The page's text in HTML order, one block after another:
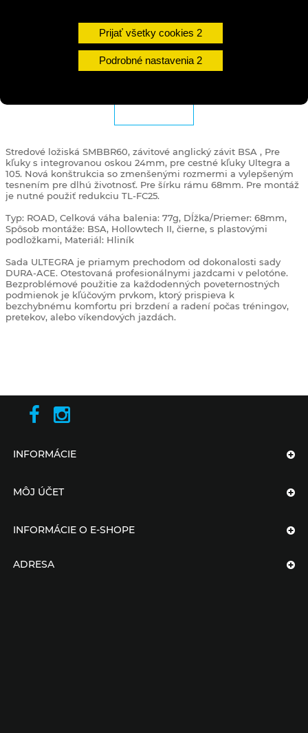
Prijať všetky cookies
Podrobné nastavenia
DO KOŠÍKA
Stredové ložiská SMBBR60, závitové anglický závit BSA , Pre
kľuky s integrovanou oskou 24mm, pre cestné kľuky Ultegra a
105. Nová konštrukcia so zmenšenými rozmermi a vylepšeným
tesnením pre dlhú životnosť. Pre šírku rámu 68mm. Pre montáž
je nutné použiť redukciu TL-FC25.
Typ: ROAD, Celková váha balenia: 77g, Dĺžka/Priemer: 68mm,
Spôsob montáže: BSA, Hollowtech II, čierne, s plastovými
podložkami, Materiál: Hliník
Sada ULTEGRA je priamym prechodom od dokonalosti sady
DURA-ACE. Otestovaná profesionálnymi jazdcami v pelotóne.
Bezproblémové použitie za každodenných poveternostných
podmienok je kľúčovým prvkom, ktorý prispieva k
bezchybnému komfortu pri brzdení a radení počas tréningov,
pretekov, alebo víkendových jazdách.
INFORMÁCIE
MÔJ ÚČET
INFORMÁCIE O E-SHOPE
ADRESA